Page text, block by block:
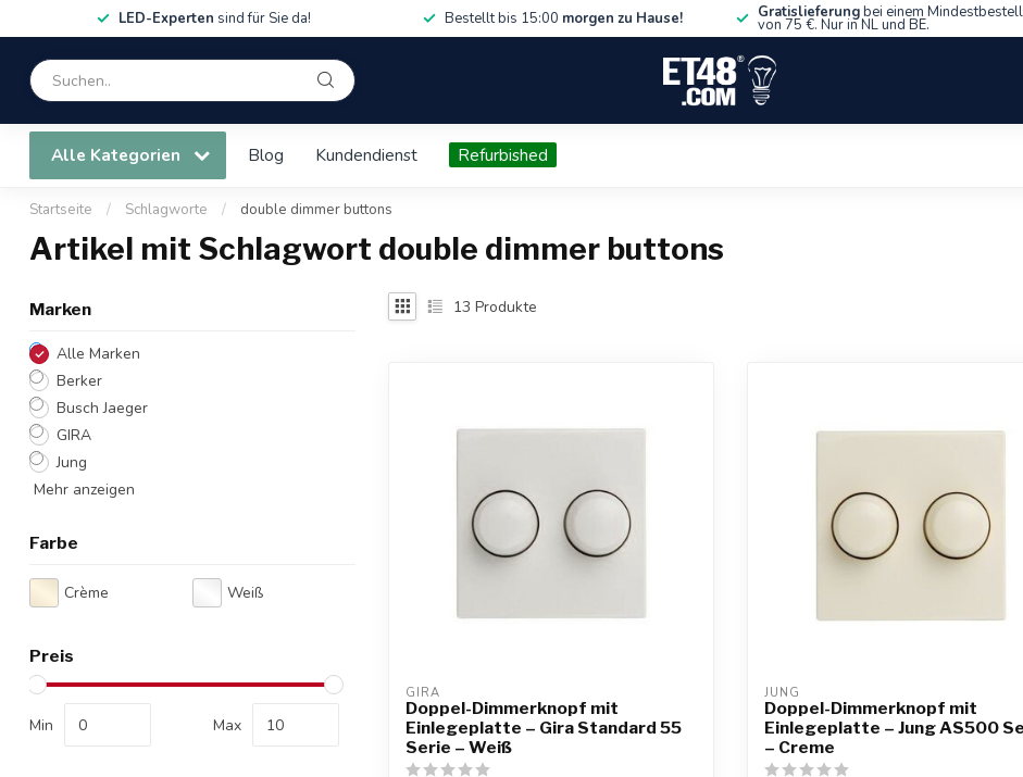
LED-Experten sind für Sie da! Bestellt bis 15:00 morgen zu Hause! Gratislieferungbei einem
von 75 €. Nur in NL und BE.
Alle Kategorien Blog Kundendienst Refurbished
Startseite / Schlagworte / double dimmer buttons
Artikel mit Schlagwort double dimmer buttons
Marken
Alle Marken
Berker
Busch Jaeger
GIRA
Jung
Mehr anzeigen
Farbe
Crème Weiß
Preis
Min Max
13 Produkte
GIRA
Doppel-Dimmerknopf mit
Einlegeplatte – Gira Standard 55
Serie – Weiß
JUNG
Doppel-Dimmerknopf mit
Einlegeplatte – Jung AS500
– Creme